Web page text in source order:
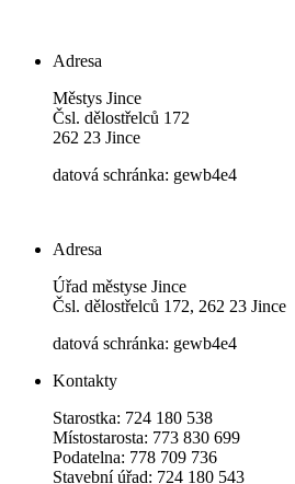
Adresa
Městys Jince
Čsl. dělostřelců 172
262 23 Jince
datová schránka: gewb4e4
Adresa
Úřad městyse Jince
Čsl. dělostřelců 172, 262 23 Jince
datová schránka: gewb4e4
Kontakty
Starostka: 724 180 538
Místostarosta: 773 830 699
Podatelna: 778 709 736
Stavební úřad: 724 180 543